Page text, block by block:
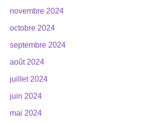
novembre 2024
octobre 2024
septembre 2024
août 2024
juillet 2024
juin 2024
mai 2024